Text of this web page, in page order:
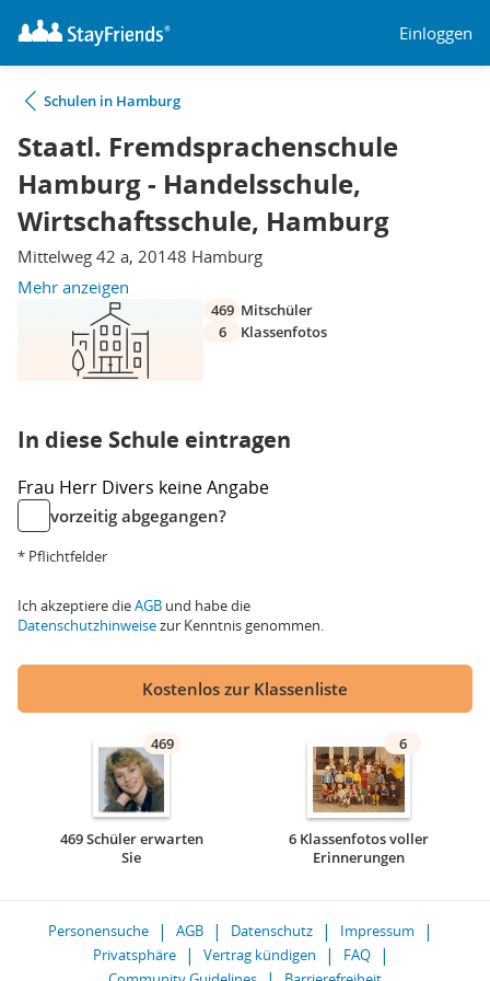
Einloggen
Schulen in Hamburg
Staatl. Fremdsprachenschule
Hamburg - Handelsschule,
Wirtschaftsschule, Hamburg
Mittelweg 42 a, 20148 Hamburg
Mehr anzeigen
469 Mitschüler
6
Klassenfotos
In diese Schule eintragen
Frau Herr Divers keine Angabe
vorzeitig abgegangen?
* Pflichtfelder
Ich akzeptiere dieAGB und habe die
Datenschutzhinweisezur Kenntnis genommen.
Kostenlos zur Klassenliste
469
469 Schüler erwarten
Sie
6
6 Klassenfotos voller
Erinnerungen
Personensuche AGB Datenschutz
Impressum
Privatsphäre
Vertrag kündigen
FAQ